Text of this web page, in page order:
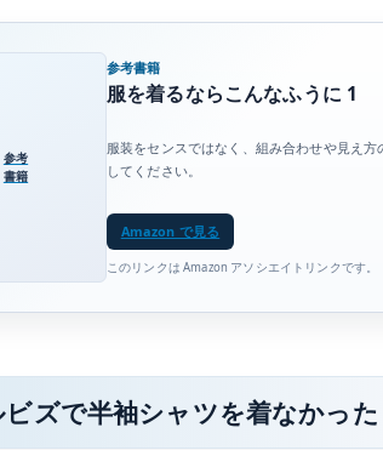
参考
書籍
参考書籍
服を着るならこんなふうに 1
服装をセンスではなく、組み合わせや見え
してください。
Amazon で見る
このリンクは Amazon アソシエイトリンクです。
ビズで半袖シャツを着なかった